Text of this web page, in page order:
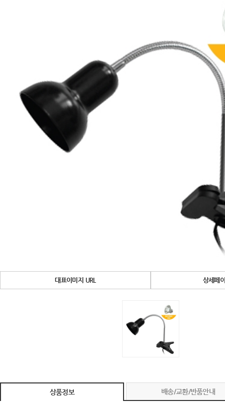
대표이미지 URL 상세페
상품정보 배송/교환/반품안내